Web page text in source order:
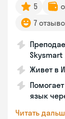
5
7
Skysmart
Живет в
язык
Читать